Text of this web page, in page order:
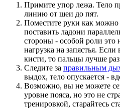
Примите упор лежа. Тело
линию от шеи до пят.
Поместите руки как
поставить ладони
стороны - особой роли это
нагрузка на запястья.
кисти, то пальцы лучше
Следите за правильным
выдох, тело опускается -
Возможно, вы не можете
уровне пояса, но это не
тренировкой, старайтесь